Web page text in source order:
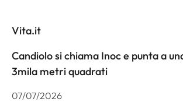
Vita.it
Candiolo si chiama Inoc e punta a
3mila metri quadrati
07/07/2026